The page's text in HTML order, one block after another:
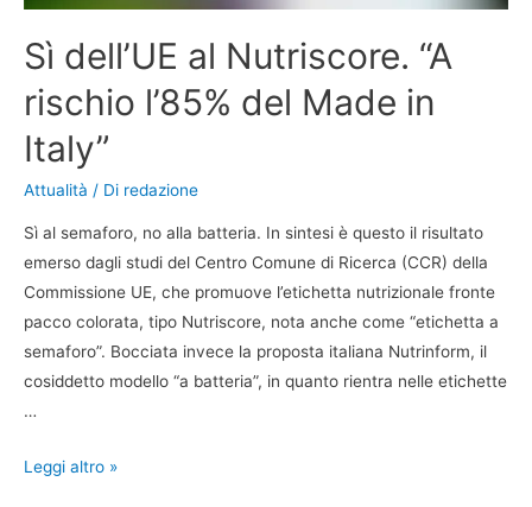
Sì dell’UE al Nutriscore. “A
rischio l’85% del Made in
Italy”
Attualità / Di redazione
Sì al semaforo, no alla batteria. In sintesi è questo il risultato
emerso dagli studi del Centro Comune di Ricerca (CCR) della
Commissione UE, che promuove l’etichetta nutrizionale fronte
pacco colorata, tipo Nutriscore, nota anche come “etichetta a
semaforo”. Bocciata invece la proposta italiana Nutrinform, il
cosiddetto modello “a batteria”, in quanto rientra nelle etichette
…
Leggi altro »